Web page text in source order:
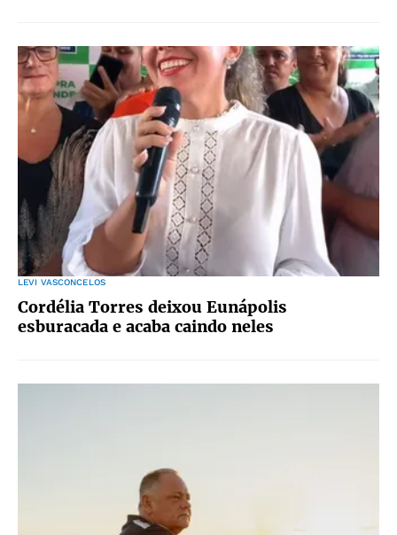
LEVI VASCONCELOS
Cordélia Torres deixou Eunápolis
esburacada e acaba caindo neles